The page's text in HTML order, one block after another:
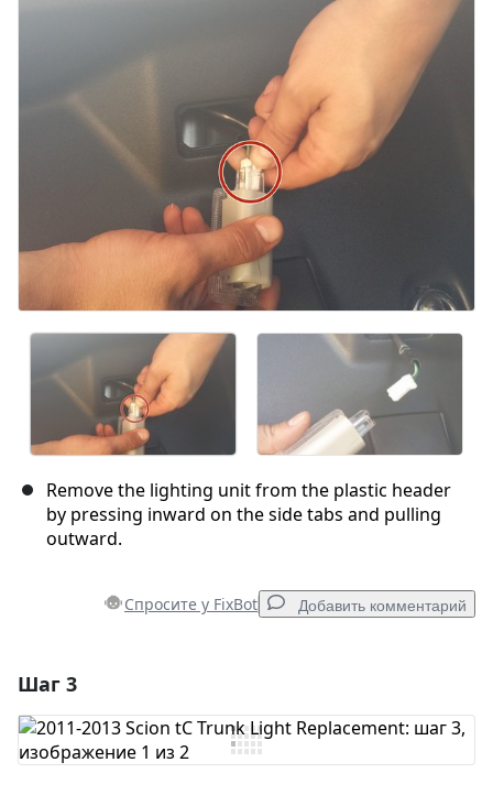
Оставить комментарий
Remove the lighting unit from the plastic header
by pressing inward on the side tabs and pulling
outward.
Спросите у FixBot Добавить комментарий
Добавить комментарий
Шаг 3